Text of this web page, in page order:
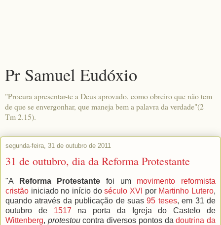
Pr Samuel Eudóxio
"Procura apresentar-te a Deus aprovado, como obreiro que não tem
de que se envergonhar, que maneja bem a palavra da verdade"(2
Tm 2.15).
segunda-feira, 31 de outubro de 2011
31 de outubro, dia da Reforma Protestante
"A Reforma Protestante foi um movimento reformista
cristão iniciado no início doséculo XVI por Martinho Lutero,
quando através da publicação de suas95 teses, em 31 de
outubro de 1517 na porta da Igreja do Castelo de
Wittenberg, protestoucontra diversos pontos dadoutrina da